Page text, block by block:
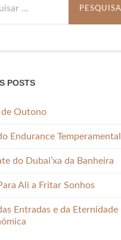
POSTS
Outono
Endurance Temperamental
do Dubai’xa da Banheira
Ali a Fritar Sonhos
Entradas e da Eternidade